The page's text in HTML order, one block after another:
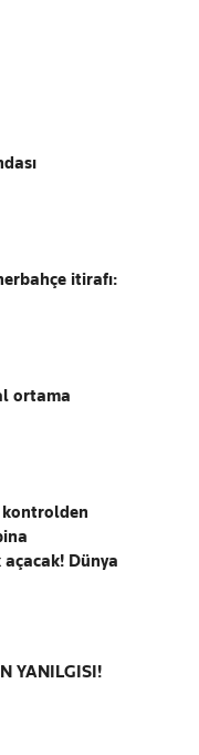
itirafı:
ortama
kontrolden
Dünya
YANILGISI!